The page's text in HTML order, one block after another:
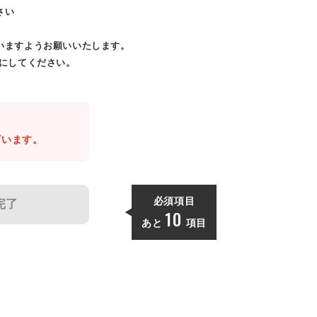
い
すようお願いいたします。
してください。
ます。
了 必須項目
あと 10 項目